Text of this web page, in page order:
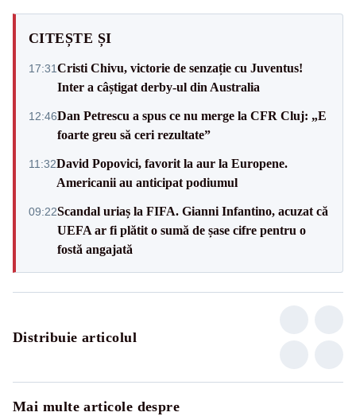
CITEȘTE ȘI
17:31Cristi Chivu, victorie de senzație cu Juventus!
Inter a câștigat derby-ul din Australia
12:46Dan Petrescu a spus ce nu merge la CFR Cluj: „E
foarte greu să ceri rezultate”
11:32David Popovici, favorit la aur la Europene.
Americanii au anticipat podiumul
09:22Scandal uriaș la FIFA. Gianni Infantino, acuzat că
UEFA ar fi plătit o sumă de șase cifre pentru o
fostă angajată
Distribuie articolul
Mai multe articole despre